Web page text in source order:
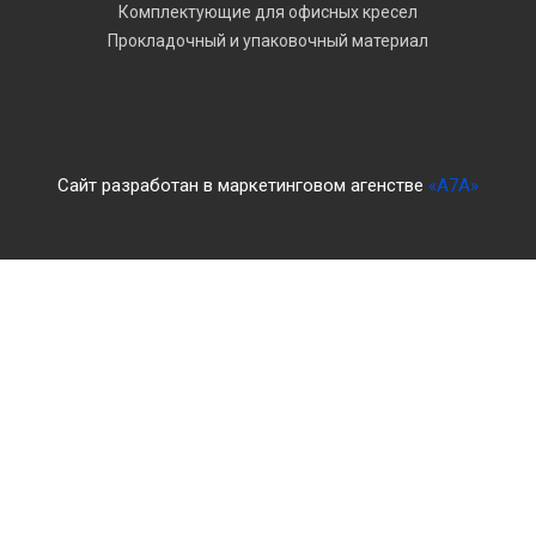
Сайт разработан в маркетинговом агенстве «A7A»
Комплектующие для офисных кресел
Прокладочный и упаковочный материал